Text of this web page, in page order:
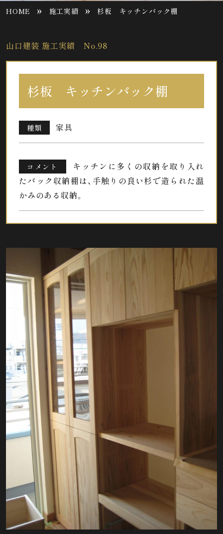
HOME » 施工実績 » 杉板 キッチンバック棚
山口建装 施工実績 No.98
杉板 キッチンバック棚
種類 家具
コメント
キッチンに多くの収納を取り入れ
たバック収納棚は、手触りの良い杉で造られた温
かみのある収納。